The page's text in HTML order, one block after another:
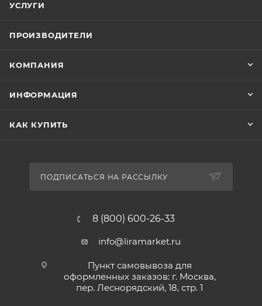
УСЛУГИ
ПРОИЗВОДИТЕЛИ
КОМПАНИЯ
ИНФОРМАЦИЯ
КАК КУПИТЬ
ПОДПИСАТЬСЯ НА РАССЫЛКУ
8 (800) 600-26-33
info@liramarket.ru
Пункт самовывоза для
оформленных заказов: г. Москва,
пер. Леснорядский, 18, стр. 1